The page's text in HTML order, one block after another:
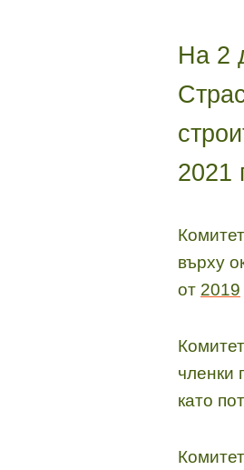
На 2
2021
върху
от 2019
членки
като